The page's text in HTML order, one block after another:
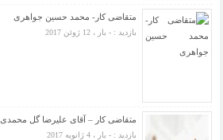
متقاضی کار- محمد حسین جواهری
بازدید : - بار ، 12 ژوئن 2017
متقاضی کار – آقای علیرضا گل محمدی
بازدید : - بار ، 4 ژانویه 2017